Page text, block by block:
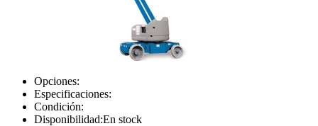
Opciones:
Especificaciones:
Condición:
Disponibilidad:En stock